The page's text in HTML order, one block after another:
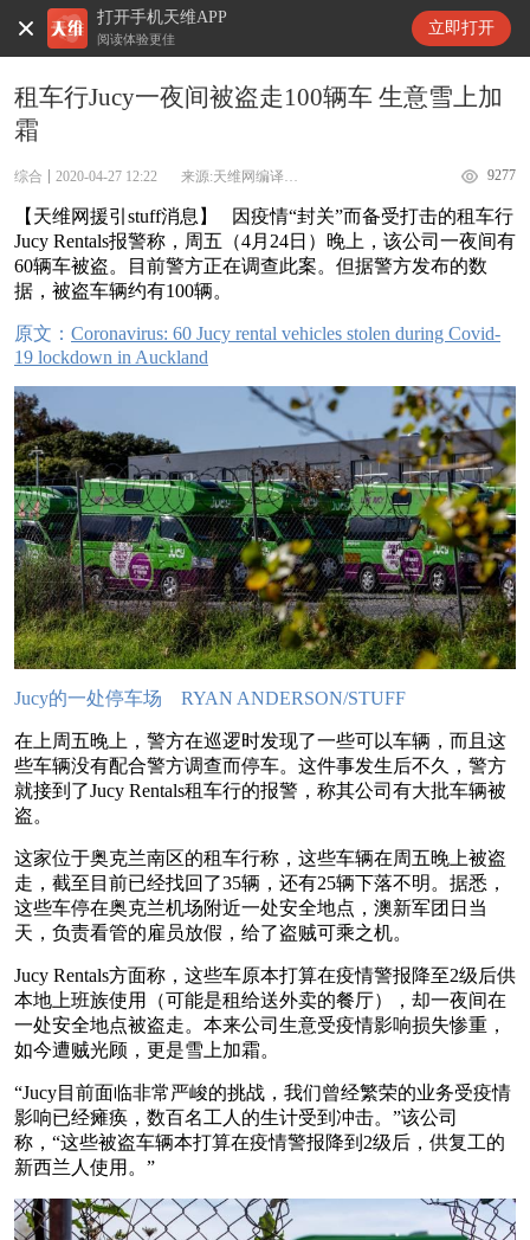
打开手机天维APP
阅读体验更佳
立即打开
天维新闻
租车行Jucy一夜间被盗走100辆车 生意雪上加
霜
综合 2020-04-27 12:22 9277
【天维网援引stuff消息】 因疫情“封关”而备受打击的租车行
Jucy Rentals报警称，周五（4月24日）晚上，该公司一夜间有
60辆车被盗。目前警方正在调查此案。但据警方发布的数
据，被盗车辆约有100辆。
原文： Coronavirus: 60 Jucy rental vehicles stolen during Covid-
19 lockdown in Auckland
Jucy的一处停车场 RYAN ANDERSON/STUFF
在上周五晚上，警方在巡逻时发现了一些可以车辆，而且这
些车辆没有配合警方调查而停车。这件事发生后不久，警方
就接到了Jucy Rentals租车行的报警，称其公司有大批车辆被
盗。
这家位于奥克兰南区的租车行称，这些车辆在周五晚上被盗
走，截至目前已经找回了35辆，还有25辆下落不明。据悉，
这些车停在奥克兰机场附近一处安全地点，澳新军团日当
天，负责看管的雇员放假，给了盗贼可乘之机。
Jucy Rentals方面称，这些车原本打算在疫情警报降至2级后供
本地上班族使用（可能是租给送外卖的餐厅），却一夜间在
一处安全地点被盗走。本来公司生意受疫情影响损失惨重，
如今遭贼光顾，更是雪上加霜。
“Jucy目前面临非常严峻的挑战，我们曾经繁荣的业务受疫情
影响已经瘫痪，数百名工人的生计受到冲击。”该公司
称，“这些被盗车辆本打算在疫情警报降到2级后，供复工的
新西兰人使用。”